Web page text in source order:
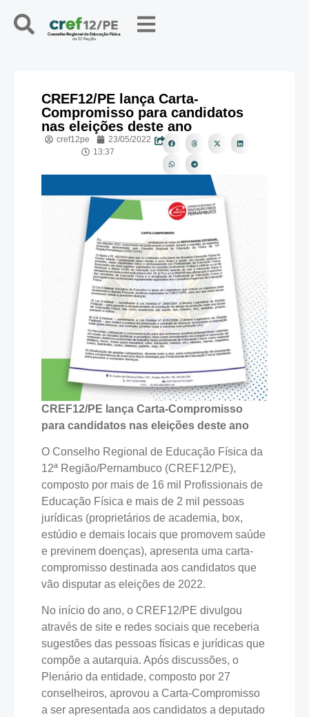
CREF12/PE lança Carta-
Compromisso para candidatos
nas eleições deste ano
cref12pe
23/05/2022
13:37
CREF12/PE lança Carta-Compromisso
para candidatos nas eleições deste ano
O Conselho Regional de Educação Física da
12ª Região/Pernambuco (CREF12/PE),
composto por mais de 16 mil Profissionais de
Educação Física e mais de 2 mil pessoas
jurídicas (proprietários de academia, box,
estúdio e demais locais que promovem saúde
e previnem doenças), apresenta uma carta-
compromisso destinada aos candidatos que
vão disputar as eleições de 2022.
No início do ano, o CREF12/PE divulgou
através de site e redes sociais que receberia
sugestões das pessoas físicas e jurídicas que
compõe a autarquia. Após discussões, o
Plenário da entidade, composto por 27
conselheiros, aprovou a Carta-Compromisso
a ser apresentada aos candidatos a deputado